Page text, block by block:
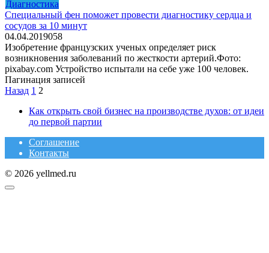
Диагностика
Специальный фен поможет провести диагностику сердца и
сосудов за 10 минут
04.04.2019058
Изобретение французских ученых определяет риск
возникновения заболеваний по жесткости артерий.Фото:
pixabay.com Устройство испытали на себе уже 100 человек.
Пагинация записей
Назад 1 2
Как открыть свой бизнес на производстве духов: от идеи
до первой партии
Соглашение
Контакты
© 2026 yellmed.ru